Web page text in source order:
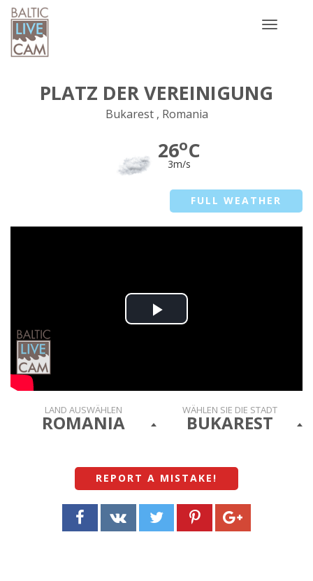
Toggle
PLATZ DER VEREINIGUNG
Bukarest , Romania
26oC
3m/s
FULL WEATHER
Play
LAND AUSWÄHLEN
ROMANIA
WÄHLEN SIE DIE STADT
BUKAREST
REPORT A MISTAKE !